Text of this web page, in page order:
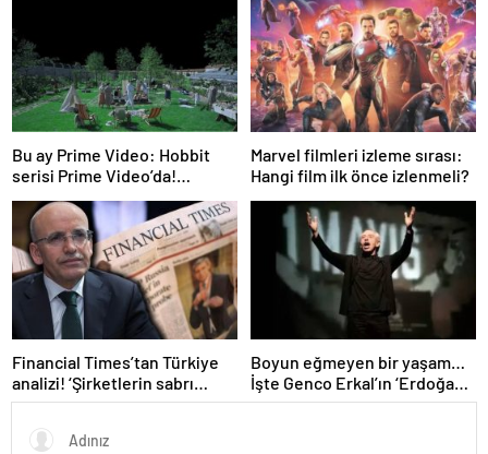
Bu ay Prime Video: Hobbit
serisi Prime Video’da!
Vinci Şifresi, Arda Turan:
Yüzleşme ve daha fazlası…
Marvel filmleri izleme sırası:
Hangi film ilk önce izlenmeli?
Financial Times’tan Türkiye
analizi! ‘Şirketlerin sabrı
tükeniyor’
Boyun eğmeyen bir yaşam…
İşte Genco Erkal’ın ‘Erdoğan’a
hakaret’ savunması: Sürüden